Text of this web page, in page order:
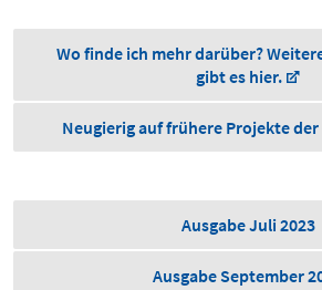
Wo finde ich mehr darüber?
gibt es hier.
Neugierig auf frühere Projekte
Ausgabe Juli 2023
Ausgabe September